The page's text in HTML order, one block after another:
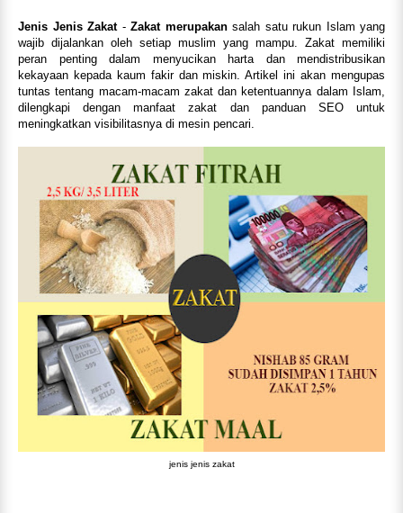
Jenis Jenis Zakat- Zakat merupakansalah satu rukun Islam yang
wajib dijalankan oleh setiap muslim yang mampu. Zakat memiliki
peran penting dalam menyucikan harta dan mendistribusikan
kekayaan kepada kaum fakir dan miskin. Artikel ini akan mengupas
tuntas tentang macam-macam zakat dan ketentuannya dalam Islam,
dilengkapi dengan manfaat zakat dan panduan SEO untuk
meningkatkan visibilitasnya di mesin pencari.
jenis jenis zakat